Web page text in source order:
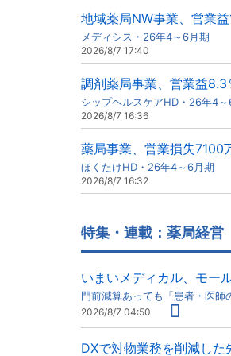
地域薬局NW事業、営業
メディシス・26年4～6月期
2026/8/7 17:40
調剤薬局事業、営業益8.3
シップヘルスケアHD・26年4～
2026/8/7 16:36
薬局事業、営業損失7100
ほくたけHD・26年4～6月期
2026/8/7 16:32
特集・連載：薬局経営
いまいメディカル、モー
門前減算あっても「患者・医師
2026/8/7 04:50
DXで対物業務を削減した